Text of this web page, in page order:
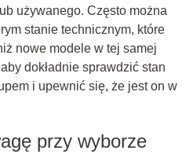
używanego. Często można
stanie technicznym, które
nowe modele w tej samej
dokładnie sprawdzić stan
i upewnić się, że jest on w
przy wyborze